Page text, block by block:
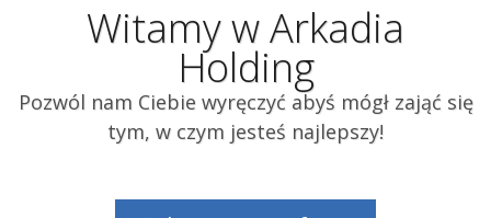
Witamy w Arkadia
Holding
Pozwól nam Ciebie wyręczyć abyś mógł zająć się
tym, w czym jesteś najlepszy!